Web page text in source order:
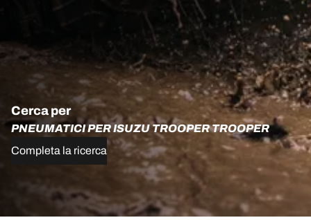
Cerca per
PNEUMATICI PER ISUZU TROOPER TROOPER
Completa la ricerca